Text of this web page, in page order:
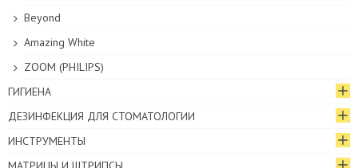
Beyond
Amazing White
ZOOM (PHILIPS)
ГИГИЕНА
ДЕЗИНФЕКЦИЯ ДЛЯ СТОМАТОЛОГИИ
ИНСТРУМЕНТЫ